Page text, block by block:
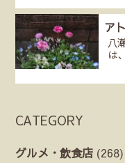
ア
八
は
CATEGORY
グルメ・飲食店 (268)